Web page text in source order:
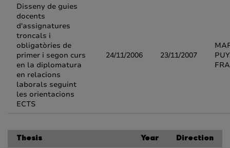
Disseny de guies
docents
d'assignatures
troncals i
obligatòries de
primer i segon curs
en la diplomatura
en relacions
laborals seguint
les orientacions
ECTS
24/11/2006 23/11/2007
Thesis Year Direction